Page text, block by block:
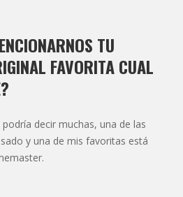
TU
FAVORITA CUAL
decir muchas, una de las
y una de mis favoritas está